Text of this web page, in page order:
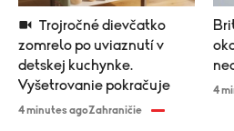
zomrelo po uviaznutí v
detskej kuchynke.
Vyšetrovanie pokračuje
4 minutes agoZahraničie
4